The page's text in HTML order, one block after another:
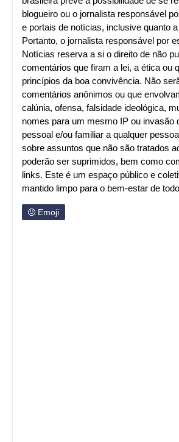
blogueiro ou o jornalista responsável
e portais de notícias, inclusive quanto
Portanto, o jornalista responsável por
Notícias reserva a si o direito de não
comentários que firam a lei, a ética ou
princípios da boa convivência. Não
comentários anônimos ou que
calúnia, ofensa, falsidade ideológica,
nomes para um mesmo IP ou invasão
pessoal e/ou familiar a qualquer
sobre assuntos que não são tratados
poderão ser suprimidos, bem como
links. Este é um espaço público e
mantido limpo para o bem-estar de
Emoji